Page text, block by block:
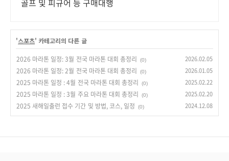
골프 및 피규어 등 구매대행
'스포츠' 카테고리의 다른 글
2026 마라톤 일정: 3월 전국 마라톤 대회 총정리 (0) 2026.02.05
2026 마라톤 일정: 2월 전국 마라톤 대회 총정리 (0) 2026.01.05
2025 마라톤 일정 : 4월 전국 마라톤 대회 총정리 (0) 2025.02.22
2025 마라톤 일정 : 3월 주요 마라톤 대회 총정리 (0) 2025.02.20
2025 새해일출런 접수 기간 및 방법, 코스, 일정 (0) 2024.12.08